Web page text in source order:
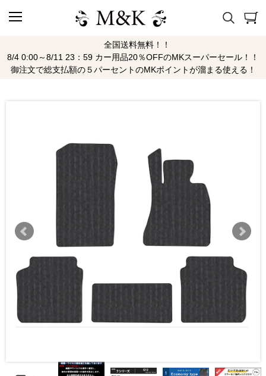
全国送料無料！！
8/4 0:00～8/11 23：59 カー用品20％OFFのMKスーパーセール！！
御注文で総支払額の５パーセントのMKポイントが溜まる使える！